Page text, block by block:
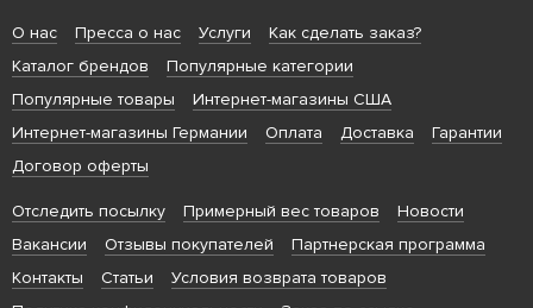
О нас Пресса о нас Услуги
Как сделать заказ?
Каталог брендов
Популярные категории
Популярные товары
Интернет-магазины США
Интернет-магазины Германии
Оплата Доставка
Гарантии
Договор оферты
Отследить посылку Примерный вес товаров
Новости
Вакансии
Отзывы покупателей
Партнерская программа
Контакты
Статьи
Условия возврата товаров